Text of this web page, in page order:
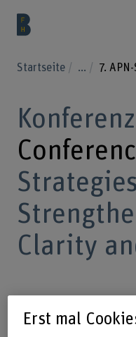
Startseite ... 7.
Konferenz
Clarity
Dozierende aus
Erst mal